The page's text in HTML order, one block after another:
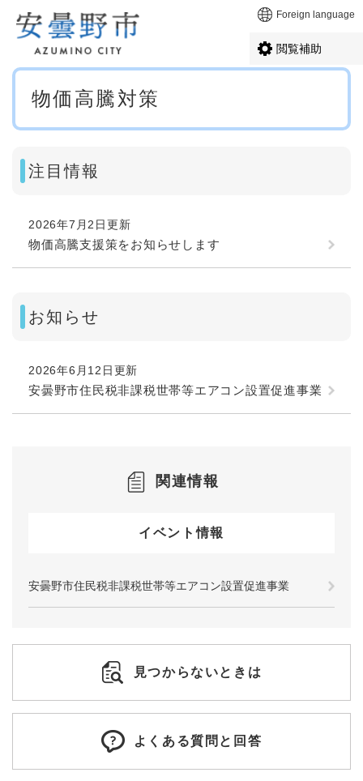
メニューを飛ばして本文へ Foreign language
閲覧補助
本
物価高騰対策
注目情報
2026年7月2日更新
物価高騰支援策をお知らせします
お知らせ
2026年6月12日更新
安曇野市住民税非課税世帯等エアコン設置促進事業
関連情報
イベント情報
安曇野市住民税非課税世帯等エアコン設置促進事業
見つからないときは
よくある質問と回答